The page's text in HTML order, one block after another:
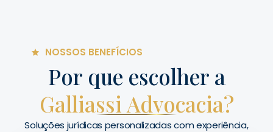
NOSSOS BENEFÍCIOS
Por que escolher a
Galliassi Advocacia?
Soluções jurídicas personalizadas com experiência,